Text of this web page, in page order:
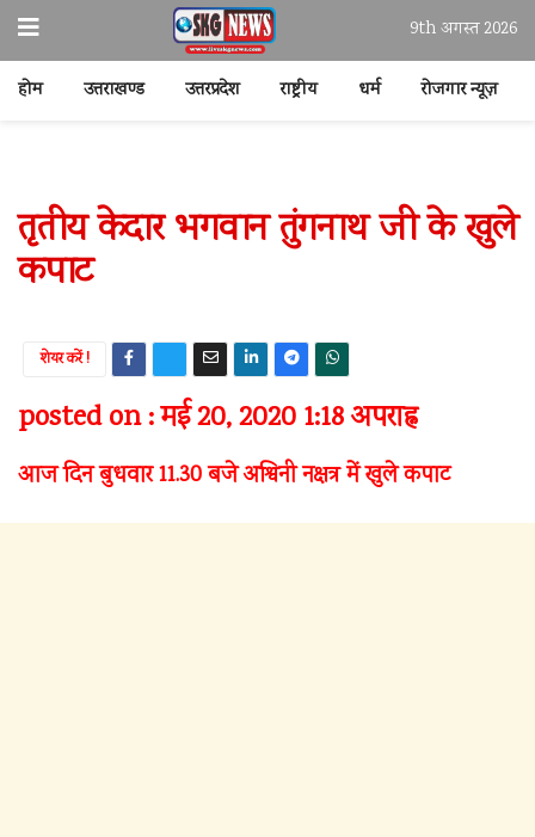
9th अगस्त 2026
होम उत्तराखण्ड उत्तरप्रदेश राष्ट्रीय धर्म रोजगार न्यूज़
तृतीय केदार भगवान तुंगनाथ जी के खुले
कपाट
शेयर करें !
posted on : मई 20, 2020 1:18 अपराह्न
आज दिन बुधवार 11.30 बजे अश्विनी नक्षत्र में खुले कपाट